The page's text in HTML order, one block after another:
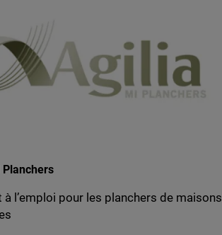
à l’emploi pour les planchers de maisons